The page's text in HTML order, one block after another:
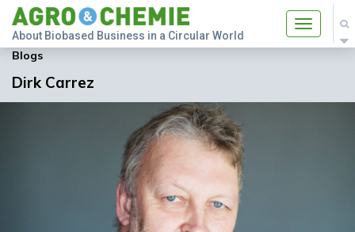
Toggle
About Biobased Business in a Circular World
Blogs
Dirk Carrez